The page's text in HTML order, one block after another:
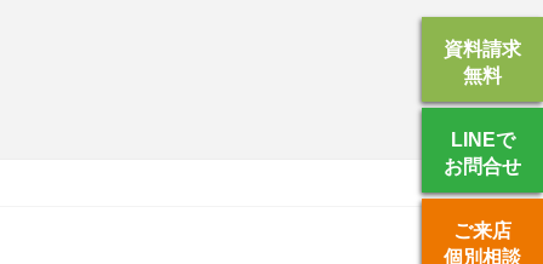
資料請求
無料
LINEで
お問合せ
ご来店
個別相談